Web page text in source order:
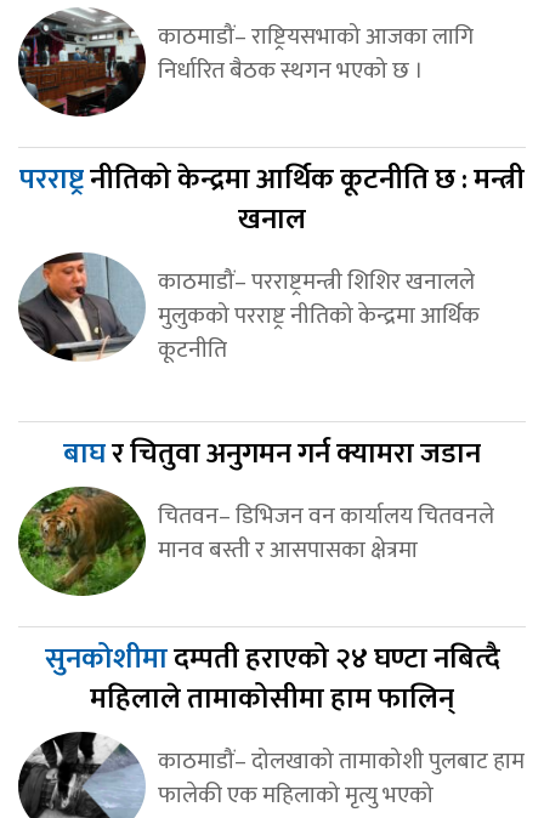
काठमाडौं– राष्ट्रियसभाको आजका लागि
निर्धारित बैठक स्थगन भएको छ ।
परराष्ट्रनीतिको केन्द्रमा आर्थिक कूटनीति छ : मन्त्री
खनाल
काठमाडौं– परराष्ट्रमन्त्री शिशिर खनालले
मुलुकको परराष्ट्र नीतिको केन्द्रमा आर्थिक
कूटनीति
बाघर चितुवा अनुगमन गर्न क्यामरा जडान
चितवन– डिभिजन वन कार्यालय चितवनले
मानव बस्ती र आसपासका क्षेत्रमा
सुनकोशीमादम्पती हराएको २४ घण्टा नबित्दै
महिलाले तामाकोसीमा हाम फालिन्
काठमाडौं– दोलखाको तामाकोशी पुलबाट हाम
फालेकी एक महिलाको मृत्यु भएको